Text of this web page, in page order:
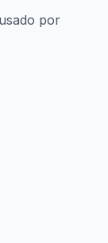
por